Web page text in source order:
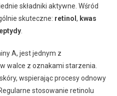
składniki aktywne. Wśród
skuteczne: retinol , kwas
.
A, jest jednym z
walce z oznakami starzenia.
wspierając procesy odnowy
stosowanie retinolu